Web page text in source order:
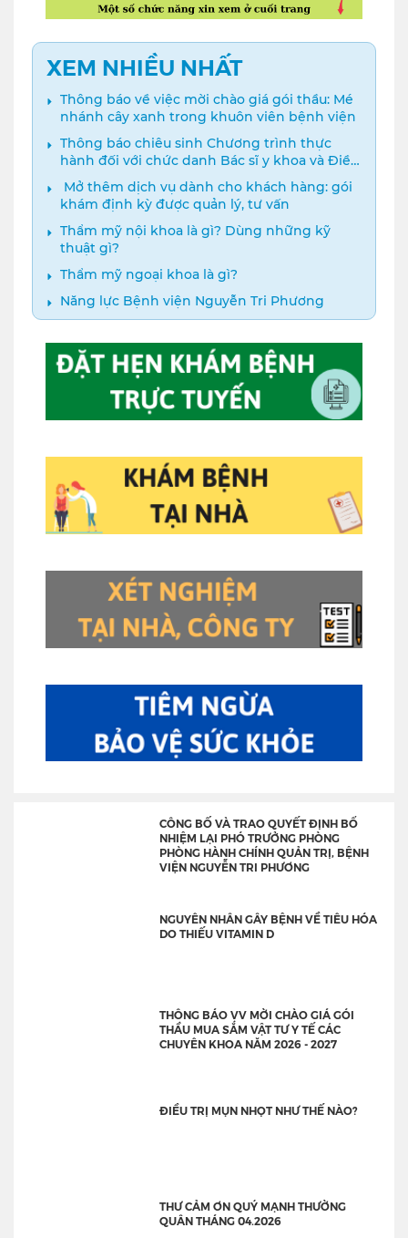
XEM NHIỀU NHẤT
Thông báo về việc mời chào giá gói thầu: Mé
nhánh cây xanh trong khuôn viên bệnh viện
Thông báo chiêu sinh Chương trình thực
hành đối với chức danh Bác sĩ y khoa và Điều
dưỡng năm 2024
️ Mở thêm dịch vụ dành cho khách hàng: gói
khám định kỳ được quản lý, tư vấn
Thẩm mỹ nội khoa là gì? Dùng những kỹ
thuật gì?
Thẩm mỹ ngoại khoa là gì?
Năng lực Bệnh viện Nguyễn Tri Phương
CÔNG BỐ VÀ TRAO QUYẾT ĐỊNH BỔ
NHIỆM LẠI PHÓ TRƯỞNG PHÒNG
PHÒNG HÀNH CHÍNH QUẢN TRỊ, BỆNH
VIỆN NGUYỄN TRI PHƯƠNG
NGUYÊN NHÂN GÂY BỆNH VỀ TIÊU HÓA
DO THIẾU VITAMIN D
THÔNG BÁO VV MỜI CHÀO GIÁ GÓI
THẦU MUA SẮM VẬT TƯ Y TẾ CÁC
CHUYÊN KHOA NĂM 2026 - 2027
ĐIỀU TRỊ MỤN NHỌT NHƯ THẾ NÀO?
THƯ CẢM ƠN QUÝ MẠNH THƯỜNG
QUÂN THÁNG 04.2026